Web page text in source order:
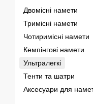
Двомісні намети
Тримісні намети
Чотиримісні намети
Кемпінгові намети
Ультралегкі
Тенти та шатри
Аксесуари для